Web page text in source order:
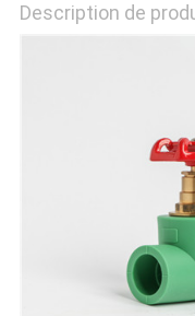
LA
Description de